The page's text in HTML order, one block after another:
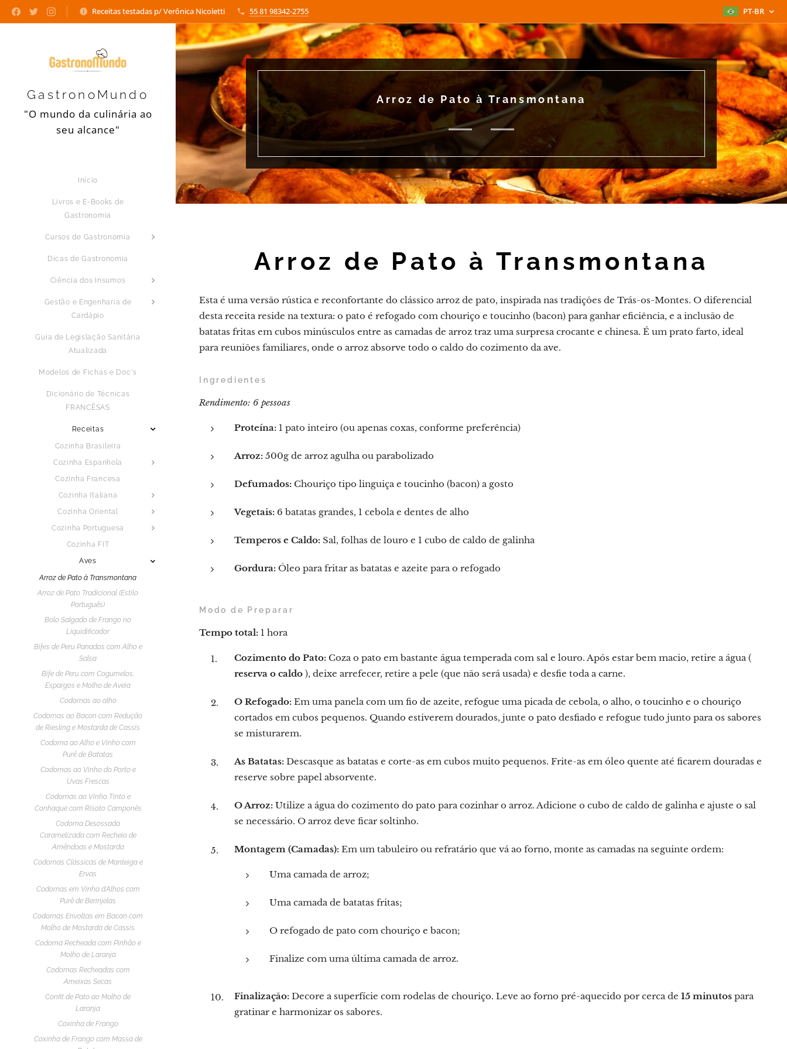
Receitas testadas p/ Verônica Nicoletti 55 81 98342-2755 PT-BR
GastronoMundo
"O mundo da culinária ao
seu alcance"
Início
Livros e E-Books de
Gastronomia
Cursos de Gastronomia
Dicas de Gastronomia
Ciência dos Insumos
Gestão e Engenharia de
Cardápio
Guia de Legislação Sanitária
Atualizada
Modelos de Fichas e Doc´s
Dicionário de Técnicas
FRANCÊSAS
Receitas
Cozinha Brasileira
Cozinha Espanhola
Cozinha Francesa
Cozinha Italiana
Cozinha Oriental
Cozinha Portuguesa
Cozinha FIT
Aves
Arroz de Pato à Transmontana
Arroz de Pato Tradicional (Estilo
Português)
Bolo Salgado de Frango no
Liquidificador
Bifes de Peru Panados com Alho e
Salsa
Bife de Peru com Cogumelos,
Espargos e Molho de Aveia
Codornas ao alho
Codornas ao Bacon com Redução
de Riesling e Mostarda de Cassis
Codorna ao Alho e Vinho com
Purê de Batatas
Codornas ao Vinho do Porto e
Uvas Frescas
Codornas ao Vinho Tinto e
Conhaque com Risoto Camponês
Codorna Desossada
Caramelizada com Recheio de
Amêndoas e Mostarda
Codornas Clássicas de Manteiga e
Ervas
Codornas em Vinha d'Alhos com
Purê de Berinjelas
Codornas Envoltas em Bacon com
Molho de Mostarda de Cassis
Codorna Recheada com Pinhão e
Molho de Laranja
Codornas Recheadas com
Ameixas Secas
Confit de Pato ao Molho de
Laranja
Coxinha de Frango
Coxinha de Frango com Massa de
Arroz de Pato à Transmontana
Arroz de Pato à Transmontana
Esta é uma versão rústica e reconfortante do clássico arroz de pato, inspirada nas tradições de Trás-os-Montes. O diferencial
desta receita reside na textura: o pato é refogado com chouriço e toucinho (bacon) para ganhar eficiência, e a inclusão de
batatas fritas em cubos minúsculos entre as camadas de arroz traz uma surpresa crocante e chinesa. É um prato farto, ideal
para reuniões familiares, onde o arroz absorve todo o caldo do cozimento da ave.
Ingredientes
Rendimento: 6 pessoas
Proteína: 1 pato inteiro (ou apenas coxas, conforme preferência)
Arroz: 500g de arroz agulha ou parabolizado
Defumados: Chouriço tipo linguiça e toucinho (bacon) a gosto
Vegetais: 6 batatas grandes, 1 cebola e dentes de alho
Temperos e Caldo: Sal, folhas de louro e 1 cubo de caldo de galinha
Gordura: Óleo para fritar as batatas e azeite para o refogado
Modo de Preparar
Tempo total: 1 hora
Cozimento do Pato: Coza o pato em bastante água temperada com sal e louro. Após estar bem macio, retire a água (
reserva o caldo ), deixe arrefecer, retire a pele (que não será usada) e desfie toda a carne.
O Refogado: Em uma panela com um fio de azeite, refogue uma picada de cebola, o alho, o toucinho e o chouriço
cortados em cubos pequenos. Quando estiverem dourados, junte o pato desfiado e refogue tudo junto para os sabores
se misturarem.
As Batatas: Descasque as batatas e corte-as em cubos muito pequenos. Frite-as em óleo quente até ficarem douradas e
reserve sobre papel absorvente.
O Arroz: Utilize a água do cozimento do pato para cozinhar o arroz. Adicione o cubo de caldo de galinha e ajuste o sal
se necessário. O arroz deve ficar soltinho.
Montagem (Camadas): Em um tabuleiro ou refratário que vá ao forno, monte as camadas na seguinte ordem:
Uma camada de arroz;
Uma camada de batatas fritas;
O refogado de pato com chouriço e bacon;
Finalize com uma última camada de arroz.
Finalização: Decore a superfície com rodelas de chouriço. Leve ao forno pré-aquecido por cerca de 15 minutos para
gratinar e harmonizar os sabores.